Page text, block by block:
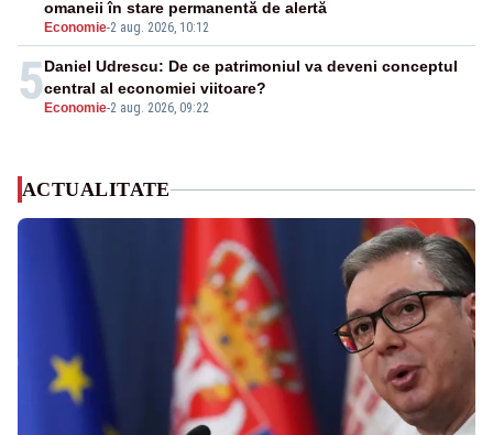
Economie-2 aug. 2026, 10:12
omaneii în stare permanentă de alertă
5 Economie-2 aug. 2026, 09:22
Daniel Udrescu: De ce patrimoniul va deveni conceptul
central al economiei viitoare?
ACTUALITATE